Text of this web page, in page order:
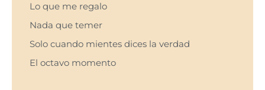
Lo que me regalo
Nada que temer
Solo cuando mientes dices la verdad
El octavo momento